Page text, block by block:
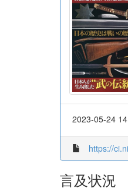
2023-05-24
https://
言及状況